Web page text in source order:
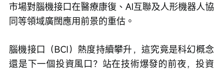
市場對腦機接口在醫療康復、AI互聯及人形機器人協
同等領域廣闊應用前景的重估。
腦機接口（BCI）熱度持續攀升，這究竟是科幻概念
還是下一個投資風口？站在技術爆發的前夜，投資